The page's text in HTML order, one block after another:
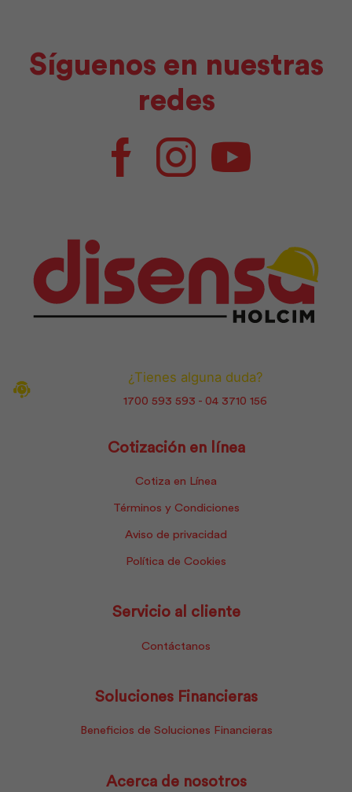
Síguenos en nuestras
redes
FacebookInstagramYoutube
¿Tienes alguna duda?
1700 593 593 - 04 3710 156
Cotización en línea
Cotiza en Línea
Términos y Condiciones
Aviso de privacidad
Política de Cookies
Servicio al cliente
Contáctanos
Soluciones Financieras
Beneficios de Soluciones Financieras
Acerca de nosotros